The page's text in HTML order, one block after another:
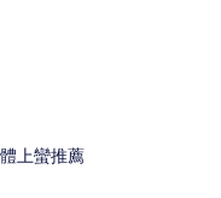
上蠻推薦